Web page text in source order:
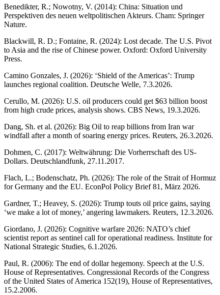
Benedikter, R.; Nowotny, V. (2014): China: Situation und
Perspektiven des neuen weltpolitischen Akteurs. Cham: Springer
Nature.
Blackwill, R. D.; Fontaine, R. (2024): Lost decade. The U.S. Pivot
to Asia and the rise of Chinese power. Oxford: Oxford University
Press.
Camino Gonzales, J. (2026): ‘Shield of the Americas’: Trump
launches regional coalition. Deutsche Welle, 7.3.2026.
Cerullo, M. (2026): U.S. oil producers could get $63 billion boost
from high crude prices, analysis shows. CBS News, 19.3.2026.
Dang, Sh. et al. (2026): Big Oil to reap billions from Iran war
windfall after a month of soaring energy prices. Reuters, 26.3.2026.
Dohmen, C. (2017): Weltwährung: Die Vorherrschaft des US-
Dollars. Deutschlandfunk, 27.11.2017.
Flach, L.; Bodenschatz, Ph. (2026): The role of the Strait of Hormuz
for Germany and the EU. EconPol Policy Brief 81, März 2026.
Gardner, T.; Heavey, S. (2026): Trump touts oil price gains, saying
‘we make a lot of money,’ angering lawmakers. Reuters, 12.3.2026.
Giordano, J. (2026): Cognitive warfare 2026: NATO’s chief
scientist report as sentinel call for operational readiness. Institute for
National Strategic Studies, 6.1.2026.
Paul, R. (2006): The end of dollar hegemony. Speech at the U.S.
House of Representatives. Congressional Records of the Congress
of the United States of America 152(19), House of Representatives,
15.2.2006.